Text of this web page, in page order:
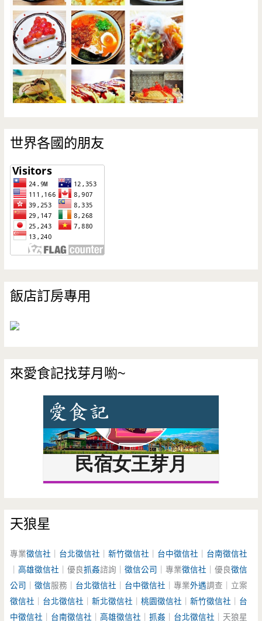
世界各國的朋友
飯店訂房專用
來愛食記找芽月喲~
天狼星
專業徵信社 台北徵信社 ｜新竹徵信社 台中徵信社
台南徵信社
｜高雄徵信社 ｜優良抓姦諮詢｜徵信公司 ｜專業徵信社 ｜優良徵信
公司 ｜徵信服務｜ 台北徵信社 台中徵信社 ｜專業外遇調查｜立案
徵信社
台北徵信社 ｜新北徵信社 ｜桃園徵信社 ｜新竹徵信社
台
中徵信社
台南徵信社 ｜高雄徵信社 ｜抓姦 台北徵信社 ｜天狼星